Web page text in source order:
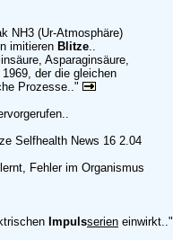
NH3 (Ur-Atmosphäre)
imitieren Blitze..
Asparaginsäure,
der die gleichen
Prozesse.."
Selfhealth News 16 2.04
Fehler im Organismus
Impulsserien einwirkt.."